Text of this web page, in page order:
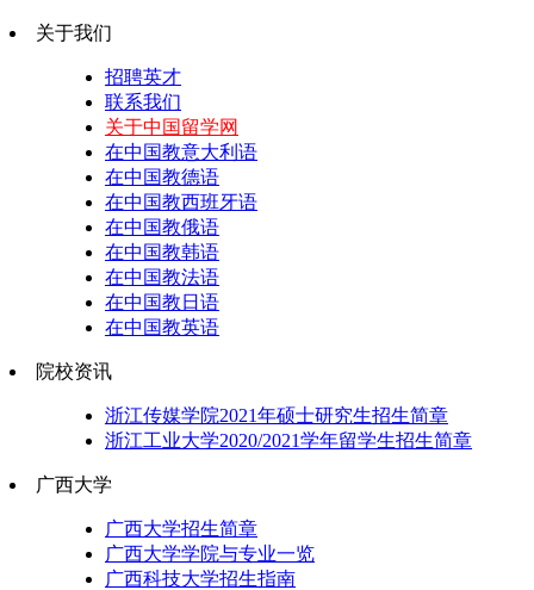
关于我们
招聘英才
联系我们
关于中国留学网
在中国教意大利语
在中国教德语
在中国教西班牙语
在中国教俄语
在中国教韩语
在中国教法语
在中国教日语
在中国教英语
院校资讯
浙江传媒学院2021年硕士研究生招生简章
浙江工业大学2020/2021学年留学生招生简章
广西大学
广西大学招生简章
广西大学学院与专业一览
广西科技大学招生指南